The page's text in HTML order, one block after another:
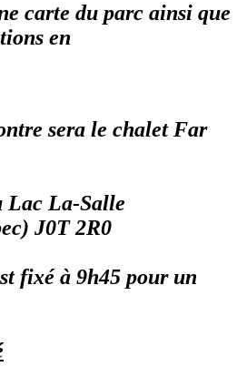
carte du parc ainsi que
en
sera le chalet Far
Lac La-Salle
J0T 2R0
fixé à 9h45 pour un